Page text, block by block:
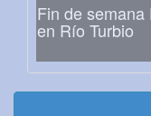
Fin de
en Río Turbio